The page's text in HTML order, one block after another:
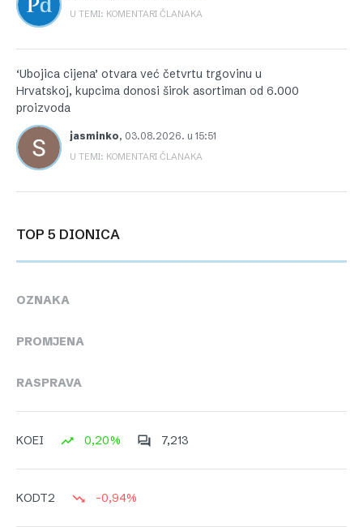
U TEMI: KOMENTARI ČLANAKA
‘Ubojica cijena’ otvara već četvrtu trgovinu u
Hrvatskoj, kupcima donosi širok asortiman od 6.000
proizvoda
jasminko, 03.08.2026. u 15:51
U TEMI: KOMENTARI ČLANAKA
TOP 5 DIONICA
OZNAKA
PROMJENA
RASPRAVA
KOEI 0,20% 7,213
KODT2 -0,94%